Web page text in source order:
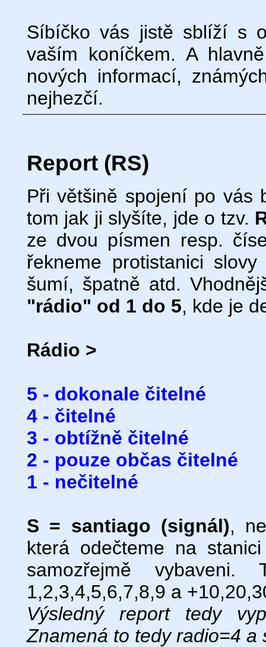
Síbíčko vás jistě sblíží s
vaším koníčkem. A
nových informací,
nejhezčí.
Report (RS)
Při většině spojení po vás
tom jak ji slyšíte, jde o tzv.
ze dvou písmen resp.
řekneme protistanici
šumí, špatně atd.
"rádio" od 1 do 5, kde je
Rádio >
5 - dokonale čitelné
4 - čitelné
3 - obtížně čitelné
2 - pouze občas čitelné
1 - nečitelné
S = santiago (signál),
která odečteme na
samozřejmě
1,2,3,4,5,6,7,8,9 a
Výsledný report tedy
Znamená to tedy radio=4 a